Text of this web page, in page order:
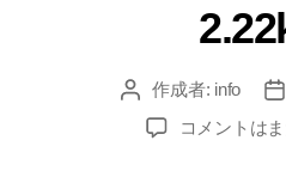
作成者: info
コメントは